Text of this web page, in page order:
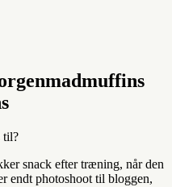
til?
snack efter træning, når den
endt photoshoot til bloggen,